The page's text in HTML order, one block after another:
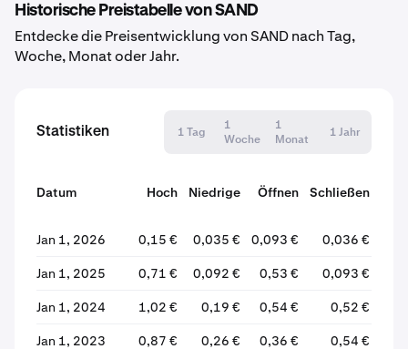
Historische Preistabelle von SAND
Entdecke die Preisentwicklung von SAND nach Tag,
Woche, Monat oder Jahr.
Statistiken 1 Tag
1
Woche
1
Monat
1 Jahr
Datum Hoch Niedrige Öffnen
Schließen
Jan 1, 2026
0,15 € 0,035 € 0,093 € 0,036 €
Jan 1, 2025 0,71 € 0,092 € 0,53 € 0,093 €
Jan 1, 2024 1,02 € 0,19 € 0,54 € 0,52 €
Jan 1, 2023 0,87 € 0,26 € 0,36 € 0,54 €